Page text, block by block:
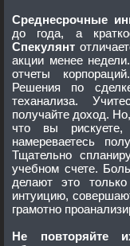
Среднесрочные
до года, а
Спекулянт
акции менее недели. Спекулянт
отчеты
Решения по сделке он принимает только на основе
теханализа. Учитесь, пробуйте, набирайтесь опыта,
получайте доход.
что вы рискуете, и чем большую
намереваетесь
Тщательно
учебном счете. Большинство терпящих
делают это
интуицию,
грамотно
Не повторяйте